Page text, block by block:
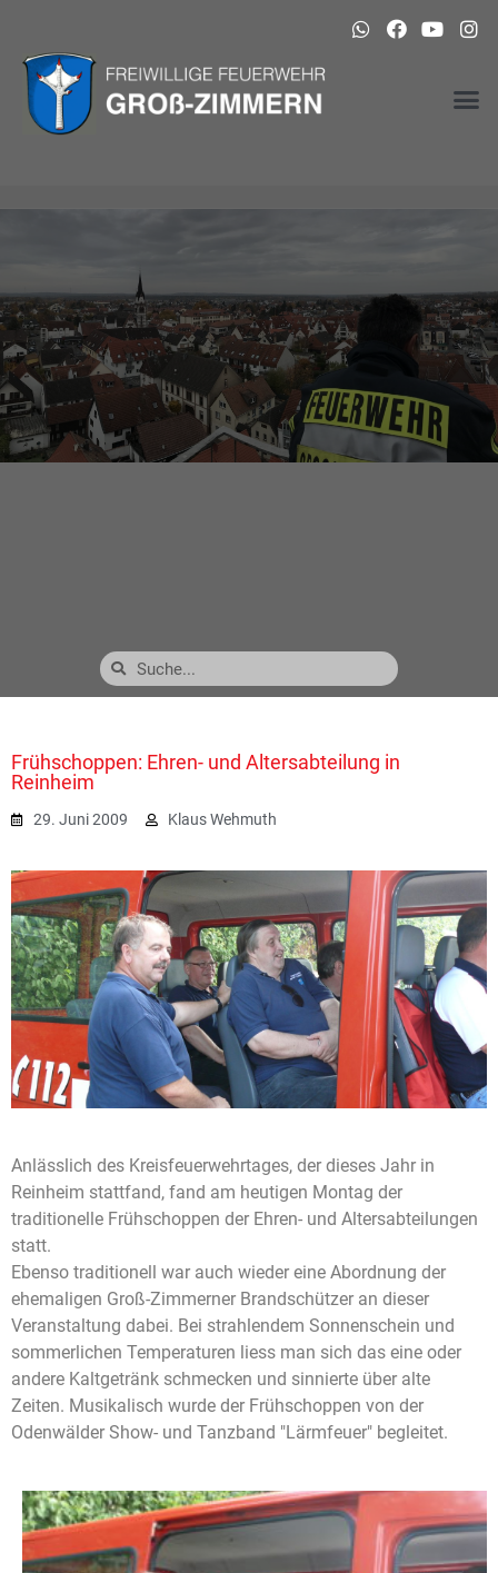
Frühschoppen: Ehren- und Altersabteilung in
Reinheim
29. Juni 2009 Klaus Wehmuth
Anlässlich des Kreisfeuerwehrtages, der dieses Jahr in
Reinheim stattfand, fand am heutigen Montag der
traditionelle Frühschoppen der Ehren- und Altersabteilungen
statt.
Ebenso traditionell war auch wieder eine Abordnung der
ehemaligen Groß-Zimmerner Brandschützer an dieser
Veranstaltung dabei. Bei strahlendem Sonnenschein und
sommerlichen Temperaturen liess man sich das eine oder
andere Kaltgetränk schmecken und sinnierte über alte
Zeiten. Musikalisch wurde der Frühschoppen von der
Odenwälder Show- und Tanzband "Lärmfeuer" begleitet.